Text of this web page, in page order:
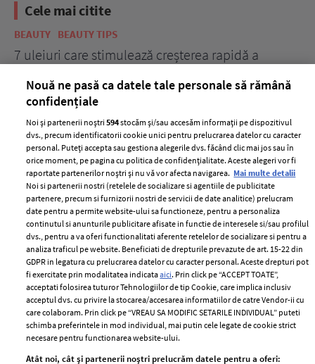
Cele mai citite
BEAUTY BEAUTY TIPS
7 uleiuri care stimulează creșterea rapidă a
ELLE Style Awards
2024
Despre ELLE
Romania
Contact
Abonamente
Termeni si conditii
Politica de
confidențialitate
Politica de cookies
Publicitate
Nouă ne pasă ca datele tale personale să rămână
confidențiale
Noi și partenerii noștri594stocăm și/sau accesăm informații pe dispozitivul
dvs., precum identificatorii cookie unici pentru prelucrarea datelor cu caracter
personal. Puteți accepta sau gestiona alegerile dvs. făcând clic mai jos sau în
orice moment, pe pagina cu politica de confidențialitate. Aceste alegeri vor fi
raportate partenerilor noștri și nu vă vor afecta navigarea. Mai multe detalii
Noi si partenerii nostri (retelele de socializare si agentiile de publicitate
partenere, precum si furnizorii nostri de servicii de date analitice) prelucram
date pentru a permite website-ului sa functioneze, pentru a personaliza
continutul si anunturile publicitare afisate in functie de interesele si/sau profilul
dvs., pentru a va oferi functionalitati aferente retelelor de socializare si pentru a
analiza traficul pe website. Beneficiati de drepturile prevazute de art. 15-22 din
GDPR in legatura cu prelucrarea datelor cu caracter personal. Aceste drepturi pot
fi exercitate prin modalitatea indicataaici. Prin click pe “ACCEPT TOATE”,
acceptati folosirea tuturor Tehnologiilor de tip Cookie, care implica inclusiv
acceptul dvs. cu privire la stocarea/accesarea informatiilor de catre Vendor-ii cu
care colaboram. Prin click pe “VREAU SA MODIFIC SETARILE INDIVIDUAL” puteti
schimba preferintele in mod individual, mai putin cele legate de cookie strict
necesare pentru functionarea website-ului.
Atât noi, cât și partenerii noștri prelucrăm datele pentru a oferi: